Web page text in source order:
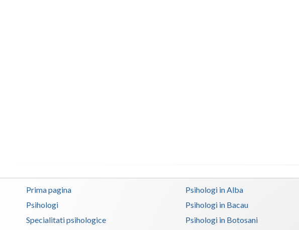
Prima pagina
Psihologi
Specialitati psihologice
Psihologi in Alba
Psihologi in Bacau
Psihologi in Botosani